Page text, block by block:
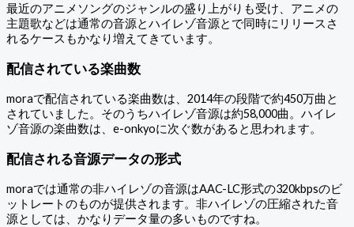
最近のアニメソングのジャンルの盛り上がりも受け、アニメの
主題歌などは通常の音源とハイレゾ音源とで同時にリリースさ
れるケースもかなり増えてきています。
配信されている楽曲数
moraで配信されている楽曲数は、2014年の段階で約450万曲と
されていました。そのうちハイレゾ音源は約58,000曲。ハイレ
ゾ音源の楽曲数は、e-onkyoに次ぐ数があると思われます。
配信される音源データの形式
moraでは通常の非ハイレゾの音源はAAC-LC形式の320kbpsのビ
ットレートのものが提供されます。非ハイレゾの圧縮された音
源としては、かなりデータ量の多いものですね。